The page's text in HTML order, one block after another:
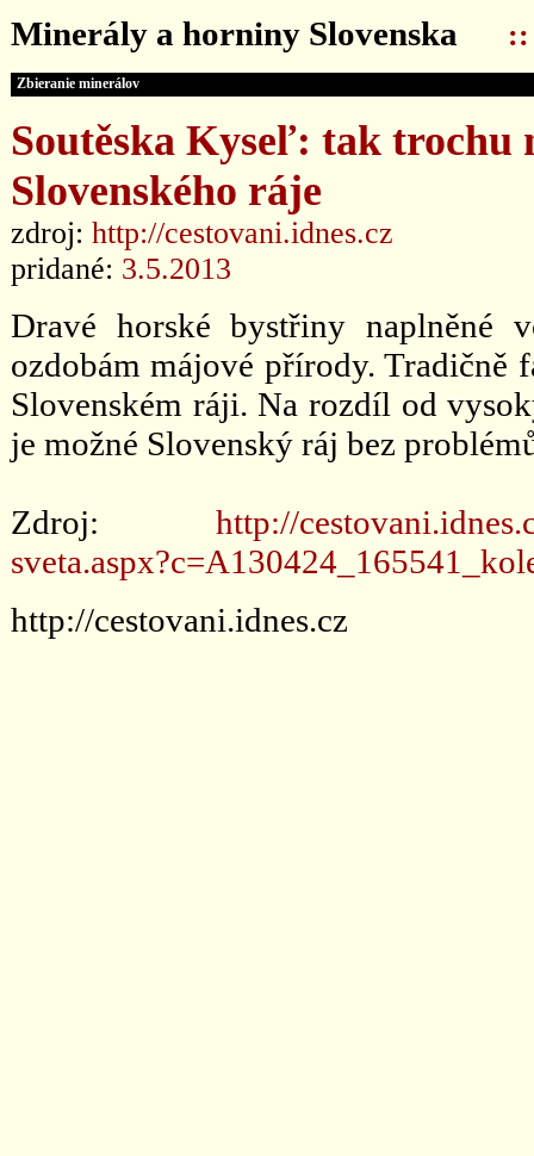
Minerály a horniny Slovenska ::
Zbieranie minerálov
Soutěska Kyseľ: tak trochu
Slovenského ráje
zdroj: http://cestovani.idnes.cz
pridané: 3.5.2013
Dravé horské bystřiny naplněné
ozdobám májové přírody.
Slovenském ráji. Na rozdíl od
je možné Slovenský ráj bez
Zdroj: http://
http://cestovani.idnes.cz